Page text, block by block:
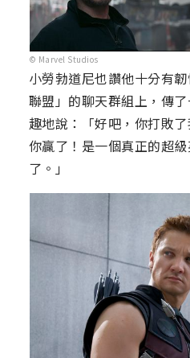
© Marvel Studios
小勞勃道尼也讚他十分有
聯盟」的聊天群組上，傳
趣地說：「好吧，你打敗
你贏了！是一個真正的超
了。」